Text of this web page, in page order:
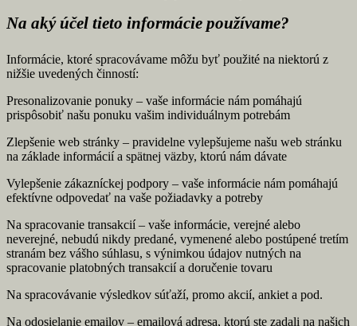
Na aký účel tieto informácie používame?
Informácie, ktoré spracovávame môžu byť použité na niektorú z
nižšie uvedených činností:
Presonalizovanie ponuky – vaše informácie nám pomáhajú
prispôsobiť našu ponuku vašim individuálnym potrebám
Zlepšenie web stránky – pravidelne vylepšujeme našu web stránku
na základe informácií a spätnej väzby, ktorú nám dávate
Vylepšenie zákazníckej podpory – vaše informácie nám pomáhajú
efektívne odpovedať na vaše požiadavky a potreby
Na spracovanie transakcií – vaše informácie, verejné alebo
neverejné, nebudú nikdy predané, vymenené alebo postúpené tretím
stranám bez vášho súhlasu, s výnimkou údajov nutných na
spracovanie platobných transakcií a doručenie tovaru
Na spracovávanie výsledkov súťaží, promo akcií, ankiet a pod.
Na odosielanie emailov – emailová adresa, ktorú ste zadali na našich